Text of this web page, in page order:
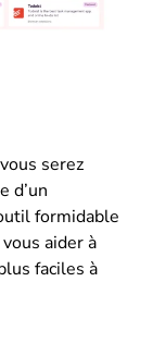
serez
d’un
formidable
aider à
faciles à